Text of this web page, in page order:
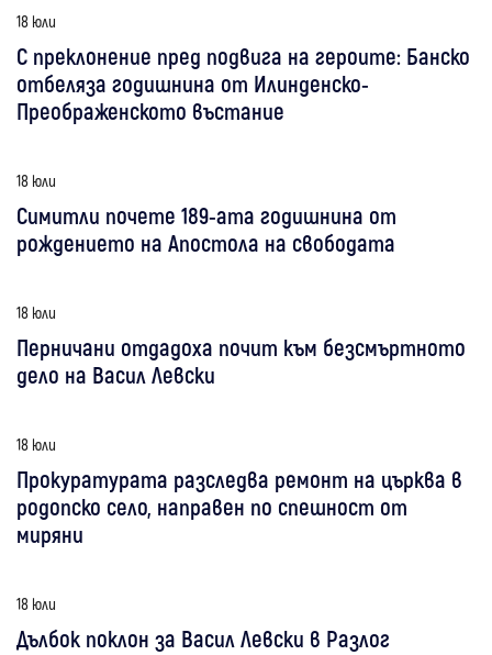
18 юли
С преклонение пред подвига на героите: Банско
отбеляза годишнина от Илинденско-
Преображенското въстание
18 юли
Симитли почете 189-ата годишнина от
рождението на Апостола на свободата
18 юли
Перничани отдадоха почит към безсмъртното
дело на Васил Левски
18 юли
Прокуратурата разследва ремонт на църква в
родопско село, направен по спешност от
миряни
18 юли
Дълбок поклон за Васил Левски в Разлог